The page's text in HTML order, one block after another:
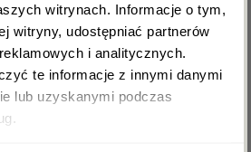
witrynach. Informacje o tym,
witryny, udostępniać partnerów
i analitycznych.
te informacje z innymi danymi
lub uzyskanymi podczas
i wyrażam zgodę na
danych osobowych